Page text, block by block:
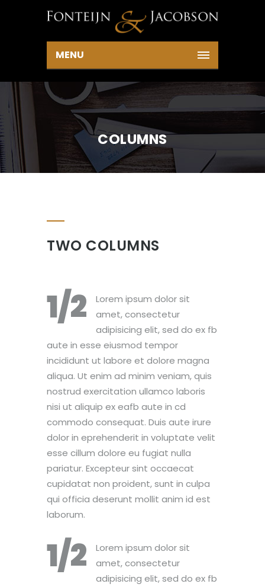
MENU
COLUMNS
TWO COLUMNS
1/2
Lorem ipsum dolor sit
amet, consectetur
adipisicing elit, sed do ex fb
aute in esse eiusmod tempor
incididunt ut labore et dolore magna
aliqua. Ut enim ad minim veniam, quis
nostrud exercitation ullamco laboris
nisi ut aliquip ex eafb aute in cd
commodo consequat. Duis aute irure
dolor in eprehenderit in voluptate velit
esse cillum dolore eu fugiat nulla
pariatur. Excepteur sint occaecat
cupidatat non proident, sunt in culpa
qui officia deserunt mollit anim id est
laborum.
1/2
Lorem ipsum dolor sit
amet, consectetur
adipisicing elit, sed do ex fb